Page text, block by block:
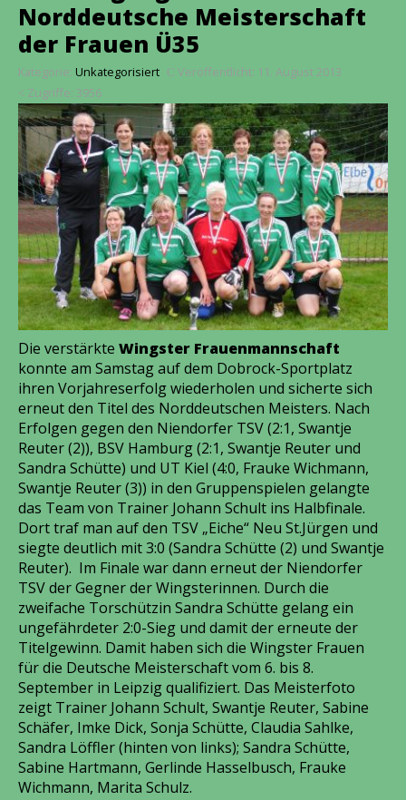
Norddeutsche Meisterschaft
der Frauen Ü35
Kategorie: Unkategorisiert
Veröffentlicht: 11. August 2013
Zugriffe: 3956
Die verstärkte Wingster Frauenmannschaft
konnte am Samstag auf dem Dobrock-Sportplatz
ihren Vorjahreserfolg wiederholen und sicherte sich
erneut den Titel des Norddeutschen Meisters. Nach
Erfolgen gegen den Niendorfer TSV (2:1, Swantje
Reuter (2)), BSV Hamburg (2:1, Swantje Reuter und
Sandra Schütte) und UT Kiel (4:0, Frauke Wichmann,
Swantje Reuter (3)) in den Gruppenspielen gelangte
das Team von Trainer Johann Schult ins Halbfinale.
Dort traf man auf den TSV „Eiche“ Neu St.Jürgen und
siegte deutlich mit 3:0 (Sandra Schütte (2) und Swantje
Reuter). Im Finale war dann erneut der Niendorfer
TSV der Gegner der Wingsterinnen. Durch die
zweifache Torschützin Sandra Schütte gelang ein
ungefährdeter 2:0-Sieg und damit der erneute der
Titelgewinn. Damit haben sich die Wingster Frauen
für die Deutsche Meisterschaft vom 6. bis 8.
September in Leipzig qualifiziert. Das Meisterfoto
zeigt Trainer Johann Schult, Swantje Reuter, Sabine
Schäfer, Imke Dick, Sonja Schütte, Claudia Sahlke,
Sandra Löffler (hinten von links); Sandra Schütte,
Sabine Hartmann, Gerlinde Hasselbusch, Frauke
Wichmann, Marita Schulz.